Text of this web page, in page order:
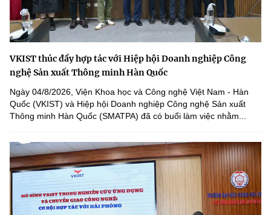
VKIST thúc đẩy hợp tác với Hiệp hội Doanh nghiệp Công
nghệ Sản xuất Thông minh Hàn Quốc
Ngày 04/8/2026, Viện Khoa học và Công nghệ Việt Nam - Hàn
Quốc (VKIST) và Hiệp hội Doanh nghiệp Công nghệ Sản xuất
Thông minh Hàn Quốc (SMATPA) đã có buổi làm việc nhằm...